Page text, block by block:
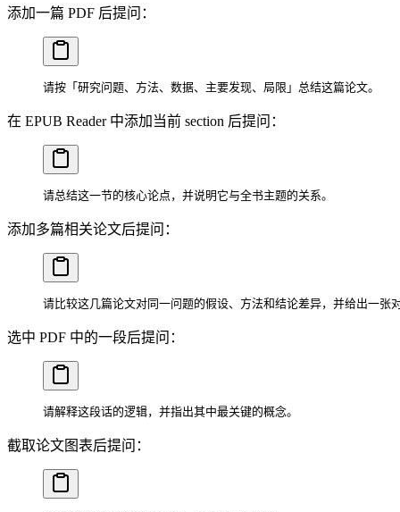
添加一篇 PDF 后提问：
请按「研究问题、方法、数据、主要发现、局限」总结这篇论文。
在 EPUB Reader 中添加当前 section 后提问：
请总结这一节的核心论点，并说明它与全书主题的关系。
添加多篇相关论文后提问：
请比较这几篇论文对同一问题的假设、方法和结论差异，并给出一张
选中 PDF 中的一段后提问：
请解释这段话的逻辑，并指出其中最关键的概念。
截取论文图表后提问：